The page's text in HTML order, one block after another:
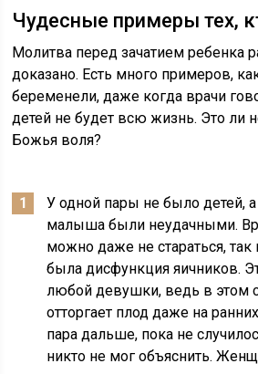
Чудесные примеры тех,
Молитва перед зачатием ребенка
доказано. Есть много примеров,
беременели, даже когда врачи
детей не будет всю жизнь. Это ли
Божья воля?
У одной пары не было детей,
малыша были неудачными.
можно даже не стараться,
была дисфункция яичников.
любой девушки, ведь в этом
отторгает плод даже на
пара дальше, пока не
никто не мог объяснить.